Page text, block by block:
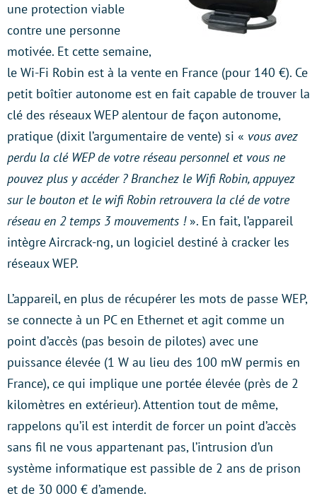
une protection viable
contre une personne
motivée. Et cette semaine,
le Wi-Fi Robin est à la vente en France (pour 140 €). Ce
petit boîtier autonome est en fait capable de trouver la
clé des réseaux WEP alentour de façon autonome,
pratique (dixit l’argumentaire de vente) si « vous avez
perdu la clé WEP de votre réseau personnel et vous ne
pouvez plus y accéder ? Branchez le Wifi Robin, appuyez
sur le bouton et le wifi Robin retrouvera la clé de votre
réseau en 2 temps 3 mouvements !». En fait, l’appareil
intègre Aircrack-ng, un logiciel destiné à cracker les
réseaux WEP.
L’appareil, en plus de récupérer les mots de passe WEP,
se connecte à un PC en Ethernet et agit comme un
point d’accès (pas besoin de pilotes) avec une
puissance élevée (1 W au lieu des 100 mW permis en
France), ce qui implique une portée élevée (près de 2
kilomètres en extérieur). Attention tout de même,
rappelons qu’il est interdit de forcer un point d’accès
sans fil ne vous appartenant pas, l’intrusion d’un
système informatique est passible de 2 ans de prison
et de 30 000 € d’amende.